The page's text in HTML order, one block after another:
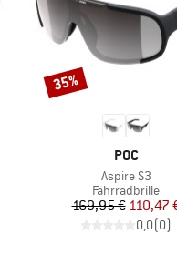
MARKE
POC
Artikel
Aspire S3
Produktgruppe
Fahrradbrille
Preis
169,95 € 110,47
0,0(0)
Rabatt
35%